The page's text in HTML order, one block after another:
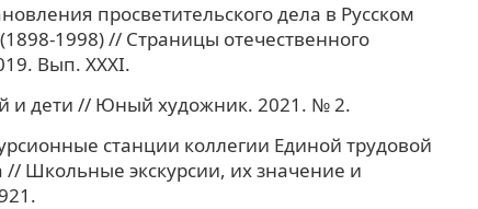
просветительского дела в Русском
1998) // Страницы отечественного
Вып. XXXI.
и дети // Юный художник. 2021. № 2.
станции коллегии Единой трудовой
Школьные экскурсии, их значение и